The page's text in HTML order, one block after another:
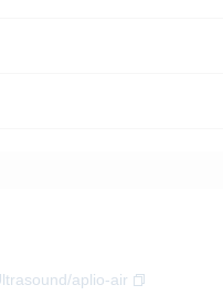
aplio-air